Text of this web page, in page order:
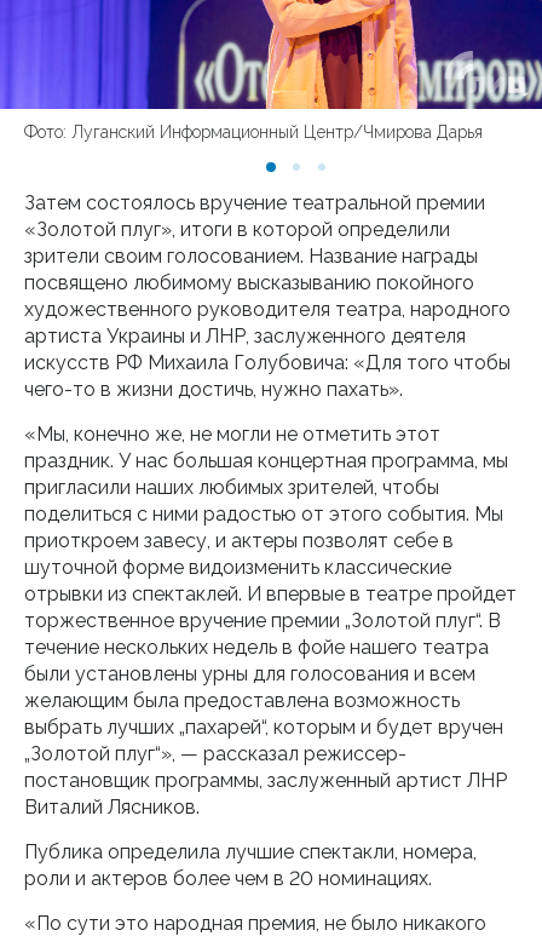
Фото: Луганский Информационный Центр/Чмирова Дарья
Затем состоялось вручение театральной премии
«Золотой плуг», итоги в которой определили
зрители своим голосованием. Название награды
посвящено любимому высказыванию покойного
художественного руководителя театра, народного
артиста Украины и ЛНР, заслуженного деятеля
искусств РФ Михаила Голубовича: «Для того чтобы
чего-то в жизни достичь, нужно пахать».
«Мы, конечно же, не могли не отметить этот
праздник. У нас большая концертная программа, мы
пригласили наших любимых зрителей, чтобы
поделиться с ними радостью от этого события. Мы
приоткроем завесу, и актеры позволят себе в
шуточной форме видоизменить классические
отрывки из спектаклей. И впервые в театре пройдет
торжественное вручение премии „Золотой плуг“. В
течение нескольких недель в фойе нашего театра
были установлены урны для голосования и всем
желающим была предоставлена возможность
выбрать лучших „пахарей“, которым и будет вручен
„Золотой плуг“», — рассказал режиссер-
постановщик программы, заслуженный артист ЛНР
Виталий Лясников.
Публика определила лучшие спектакли, номера,
роли и актеров более чем в 20 номинациях.
«По сути это народная премия, не было никакого